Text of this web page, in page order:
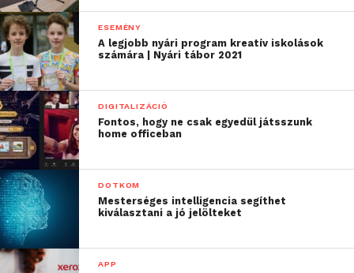
ESEMÉNY
A legjobb nyári program kreatív iskolások
számára | Nyári tábor 2021
DIGITALIZÁCIÓ
Fontos, hogy ne csak egyedül játsszunk
home officeban
DOTKOM
Mesterséges intelligencia segíthet
kiválasztani a jó jelölteket
APP